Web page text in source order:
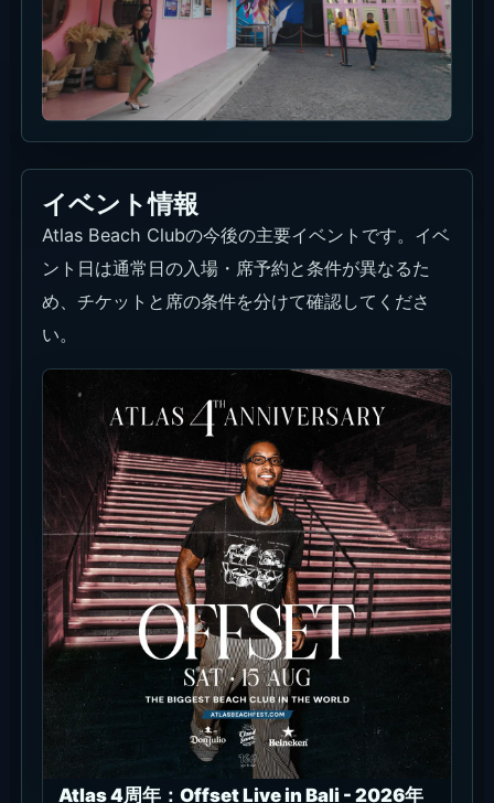
イベント情報
Atlas Beach Clubの今後の主要イベントです。イベ
ント日は通常日の入場・席予約と条件が異なるた
め、チケットと席の条件を分けて確認してくださ
い。
Atlas 4周年：Offset Live in Bali - 2026年